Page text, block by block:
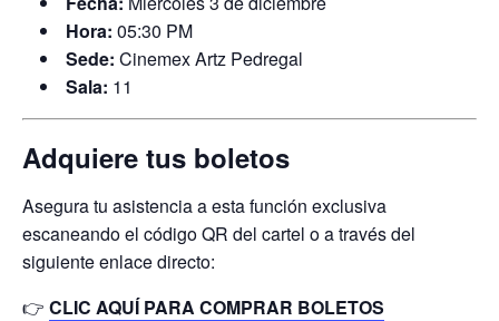
Hora: 05:30 PM
Sede: Cinemex Artz Pedregal
Sala: 11
Adquiere tus boletos
Asegura tu asistencia a esta función exclusiva
escaneando el código QR del cartel o a través del
siguiente enlace directo:
👉 CLIC AQUÍ PARA COMPRAR BOLETOS